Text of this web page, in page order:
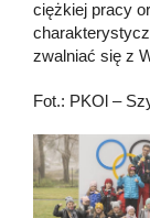
ciężkiej pracy
zwalniać się z
Fot.: PKOl –